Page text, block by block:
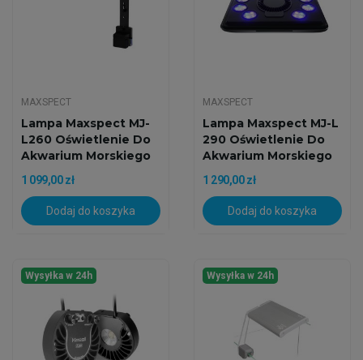
MAXSPECT
Lampa Maxspect MJ-
L260 Oświetlenie Do
Akwarium Morskiego
1 099,00 zł
Dodaj do koszyka
MAXSPECT
Lampa Maxspect MJ-L
290 Oświetlenie Do
Akwarium Morskiego
1 290,00 zł
Dodaj do koszyka
Wysyłka w 24h Wysyłka w 24h